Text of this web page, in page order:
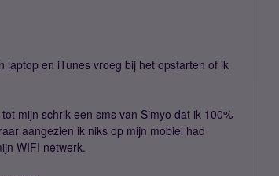
laptop en iTunes vroeg bij het opstarten of ik
mijn schrik een sms van Simyo dat ik 100%
aangezien ik niks op mijn mobiel had
WIFI netwerk.